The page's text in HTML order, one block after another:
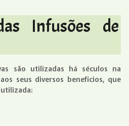
Infusões de
são utilizadas há séculos na
seus diversos benefícios, que